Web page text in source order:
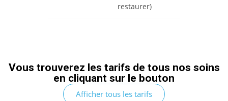
restaurer)
Vous trouverez les tarifs de tous nos soins
en cliquant sur le bouton
Afficher tous les tarifs